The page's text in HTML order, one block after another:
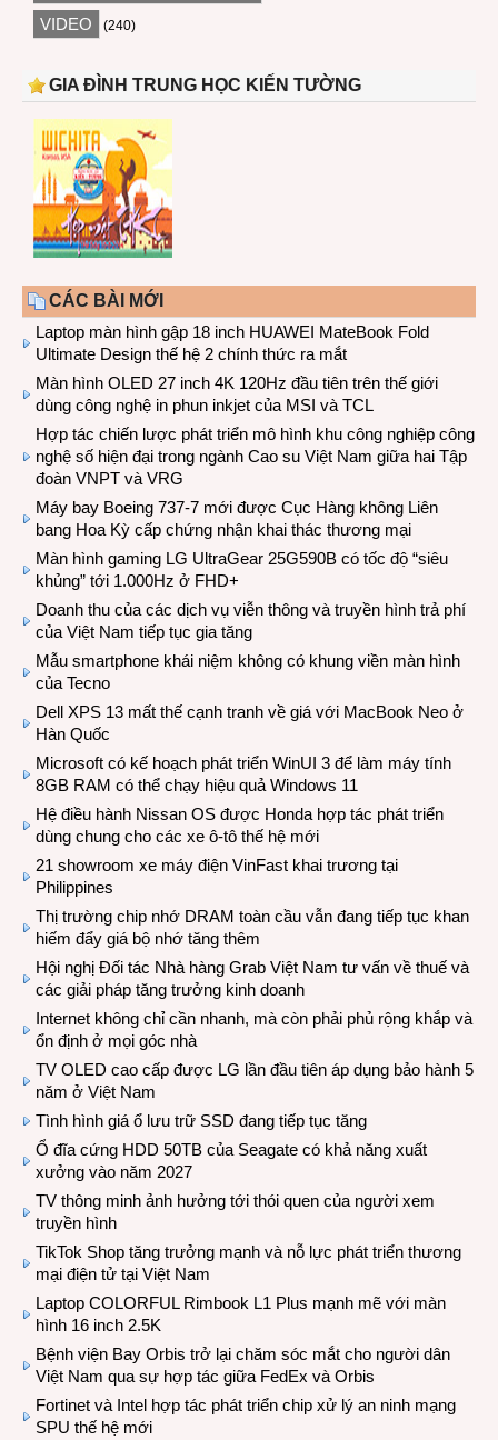
VIDEO (240)
GIA ĐÌNH TRUNG HỌC KIẾN TƯỜNG
CÁC BÀI MỚI
Laptop màn hình gập 18 inch HUAWEI MateBook Fold
Ultimate Design thế hệ 2 chính thức ra mắt
Màn hình OLED 27 inch 4K 120Hz đầu tiên trên thế giới
dùng công nghệ in phun inkjet của MSI và TCL
Hợp tác chiến lược phát triển mô hình khu công nghiệp công
nghệ số hiện đại trong ngành Cao su Việt Nam giữa hai Tập
đoàn VNPT và VRG
Máy bay Boeing 737-7 mới được Cục Hàng không Liên
bang Hoa Kỳ cấp chứng nhận khai thác thương mại
Màn hình gaming LG UltraGear 25G590B có tốc độ “siêu
khủng” tới 1.000Hz ở FHD+
Doanh thu của các dịch vụ viễn thông và truyền hình trả phí
của Việt Nam tiếp tục gia tăng
Mẫu smartphone khái niệm không có khung viền màn hình
của Tecno
Dell XPS 13 mất thế cạnh tranh về giá với MacBook Neo ở
Hàn Quốc
Microsoft có kế hoạch phát triển WinUI 3 để làm máy tính
8GB RAM có thể chạy hiệu quả Windows 11
Hệ điều hành Nissan OS được Honda hợp tác phát triển
dùng chung cho các xe ô-tô thế hệ mới
21 showroom xe máy điện VinFast khai trương tại
Philippines
Thị trường chip nhớ DRAM toàn cầu vẫn đang tiếp tục khan
hiếm đẩy giá bộ nhớ tăng thêm
Hội nghị Đối tác Nhà hàng Grab Việt Nam tư vấn về thuế và
các giải pháp tăng trưởng kinh doanh
Internet không chỉ cần nhanh, mà còn phải phủ rộng khắp và
ổn định ở mọi góc nhà
TV OLED cao cấp được LG lần đầu tiên áp dụng bảo hành 5
năm ở Việt Nam
Tình hình giá ổ lưu trữ SSD đang tiếp tục tăng
Ổ đĩa cứng HDD 50TB của Seagate có khả năng xuất
xưởng vào năm 2027
TV thông minh ảnh hưởng tới thói quen của người xem
truyền hình
TikTok Shop tăng trưởng mạnh và nỗ lực phát triển thương
mại điện tử tại Việt Nam
Laptop COLORFUL Rimbook L1 Plus mạnh mẽ với màn
hình 16 inch 2.5K
Bệnh viện Bay Orbis trở lại chăm sóc mắt cho người dân
Việt Nam qua sự hợp tác giữa FedEx và Orbis
Fortinet và Intel hợp tác phát triển chip xử lý an ninh mạng
SPU thế hệ mới